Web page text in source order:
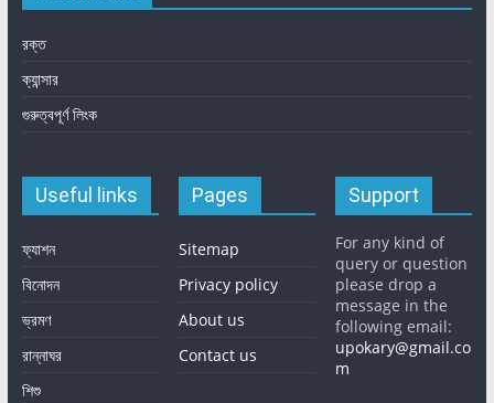
রক্ত
ক্যান্সার
গুরুত্বপূর্ণ লিংক
Useful links
ফ্যাশন
বিনোদন
ভ্রমণ
রান্নাঘর
শিশু
Pages
Sitemap
Privacy policy
About us
Contact us
Support
For any kind of
query or question
please drop a
message in the
following email:
upokary@gmail.co
m